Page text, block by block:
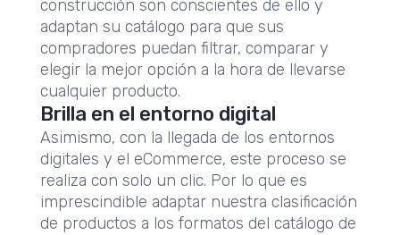
construcción son conscientes de ello y
adaptan su catálogo para que sus
compradores puedan filtrar, comparar y
elegir la mejor opción a la hora de llevarse
cualquier producto.
Brilla en el entorno digital
Asimismo, con la llegada de los entornos
digitales y el eCommerce, este proceso se
realiza con solo un clic. Por lo que es
imprescindible adaptar nuestra clasificación
de productos a los formatos del catálogo de